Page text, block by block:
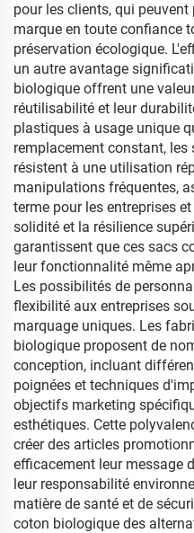
pour les clients, qui
marque en toute confiance
préservation écologique.
un autre avantage
biologique offrent une
réutilisabilité et leur
plastiques à usage unique
remplacement constant,
résistent à une utilisation
manipulations fréquentes,
terme pour les entreprises
solidité et la résilience
garantissent que ces sacs
leur fonctionnalité même
Les possibilités de
flexibilité aux entreprises
marquage uniques. Les
biologique proposent de
conception, incluant
poignées et techniques
objectifs marketing
esthétiques. Cette
créer des articles
efficacement leur message
leur responsabilité
matière de santé et de
coton biologique des